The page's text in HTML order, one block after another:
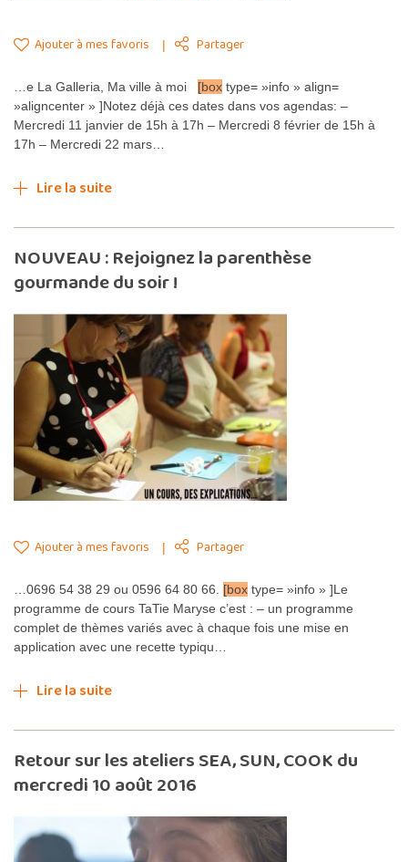
Ajouter à mes favoris Partager
…e La Galleria, Ma ville à moi [box type= »info » align=
»aligncenter » ]Notez déjà ces dates dans vos agendas: –
Mercredi 11 janvier de 15h à 17h – Mercredi 8 février de 15h à
17h – Mercredi 22 mars…
Lire la suite
NOUVEAU : Rejoignez la parenthèse
gourmande du soir !
Ajouter à mes favoris Partager
…0696 54 38 29 ou 0596 64 80 66. [box type= »info » ]Le
programme de cours TaTie Maryse c’est : – un programme
complet de thèmes variés avec à chaque fois une mise en
application avec une recette typiqu…
Lire la suite
Retour sur les ateliers SEA, SUN, COOK du
mercredi 10 août 2016